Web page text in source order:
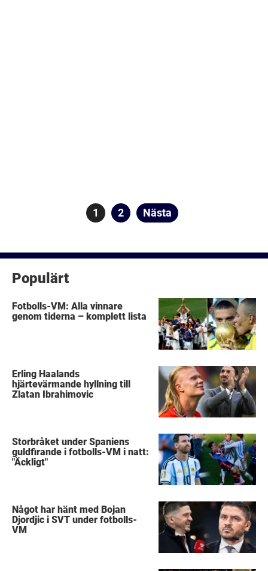
Sidnumrering
Sida
1 Sida
2 Nästa
Populärt
Fotbolls-VM: Alla vinnare
genom tiderna – komplett lista
Erling Haalands
hjärtevärmande hyllning till
Zlatan Ibrahimovic
Storbråket under Spaniens
guldfirande i fotbolls-VM i natt:
"Äckligt"
Något har hänt med Bojan
Djordjic i SVT under fotbolls-
VM